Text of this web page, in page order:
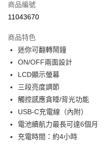
信用卡分期付款
合作金庫商業銀行
華南商業銀行
上海商業儲蓄銀行
國泰世華商業銀行
臺灣中小企業銀行
匯豐（台灣）商業銀行
聯邦商業銀行
元大商業銀行
玉山商業銀行
台新國際商業銀行
6 期 0 利率 每期
華南商業銀行
上海商業儲蓄銀行
國泰世華商業銀行
臺灣中小企業銀行
匯豐（台灣）商業銀行
聯邦商業銀行
元大商業銀行
玉山商業銀行
LINE Pay
Apple Pay
ATM付款
運送方式
付款後全家取貨
商品編號
11043670
商品特色
迷你可翻轉鬧鐘
ON/OFF兩面設計
LCD顯示螢幕
三段亮度調節
觸控感應貪睡/背光功能
USB-C充電線（內附）
電池續航力最長可達6個月
充電時間：約4小時